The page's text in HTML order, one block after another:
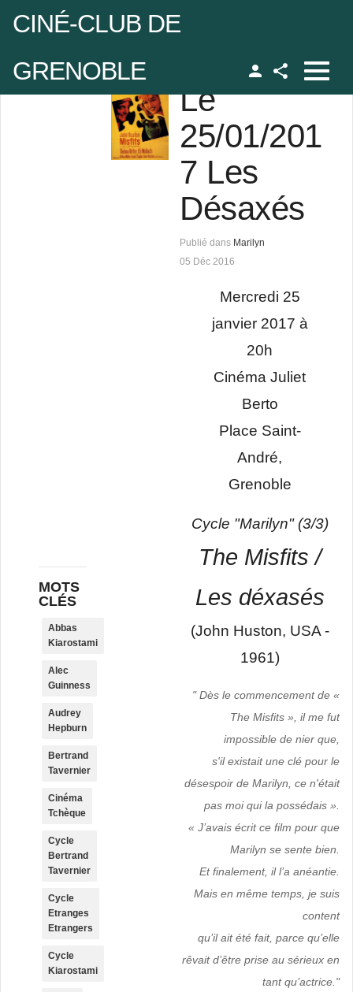
CINÉ-CLUB DE
GRENOBLE
Facebook Le
25/01/201
7 Les
Désaxés
Publié dans Marilyn
05 Déc 2016
Mercredi 25
janvier 2017 à
20h
Cinéma Juliet
Berto
Place Saint-
André,
Grenoble
Cycle "Marilyn" (3/3)
The Misfits /
Les déxasés
(John Huston, USA -
1961)
" Dès le commencement de «
The Misfits », il me fut
impossible de nier que,
s'il existait une clé pour le
désespoir de Marilyn, ce n'était
pas moi qui la possédais ».
« J’avais écrit ce film pour que
Marilyn se sente bien.
Et finalement, il l’a anéantie.
Mais en même temps, je suis
content
qu’il ait été fait, parce qu’elle
rêvait d’être prise au sérieux en
tant qu’actrice."
MOTS
CLÉS
Abbas
Kiarostami
Alec
Guinness
Audrey
Hepburn
Bertrand
Tavernier
Cinéma
Tchèque
Cycle
Bertrand
Tavernier
Cycle
Etranges
Etrangers
Cycle
Kiarostami